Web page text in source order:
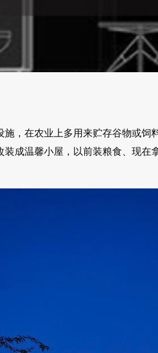
施，在农业上多用来贮存谷物或
成温馨小屋，以前装粮食、现在